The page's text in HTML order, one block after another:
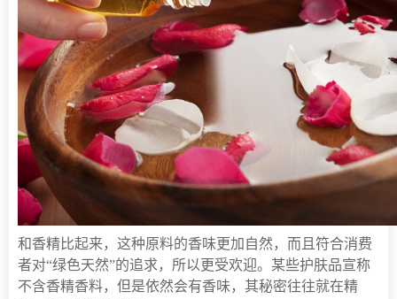
和香精比起来，这种原料的香味更加自然，而且符合消费
者对“绿色天然”的追求，所以更受欢迎。某些护肤品宣称
不含香精香料，但是依然会有香味，其秘密往往就在精